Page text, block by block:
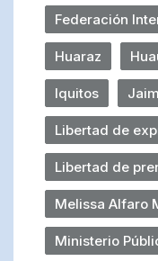
Federación
Huaraz
Iquitos
Libertad de
Libertad de
Melissa Alfaro
Ministerio